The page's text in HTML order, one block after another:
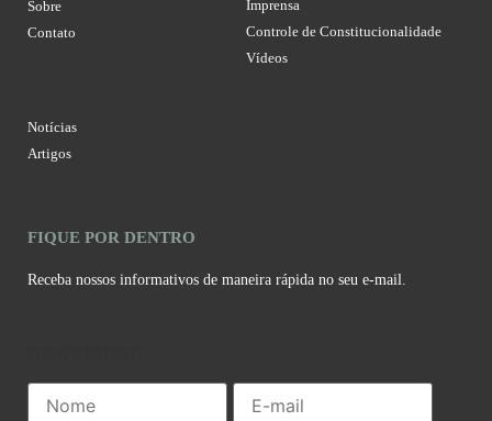
Sobre
Contato
Imprensa
Controle de Constitucionalidade
Vídeos
Notícias
Artigos
FIQUE POR DENTRO
Receba nossos informativos de maneira rápida no seu e-mail.